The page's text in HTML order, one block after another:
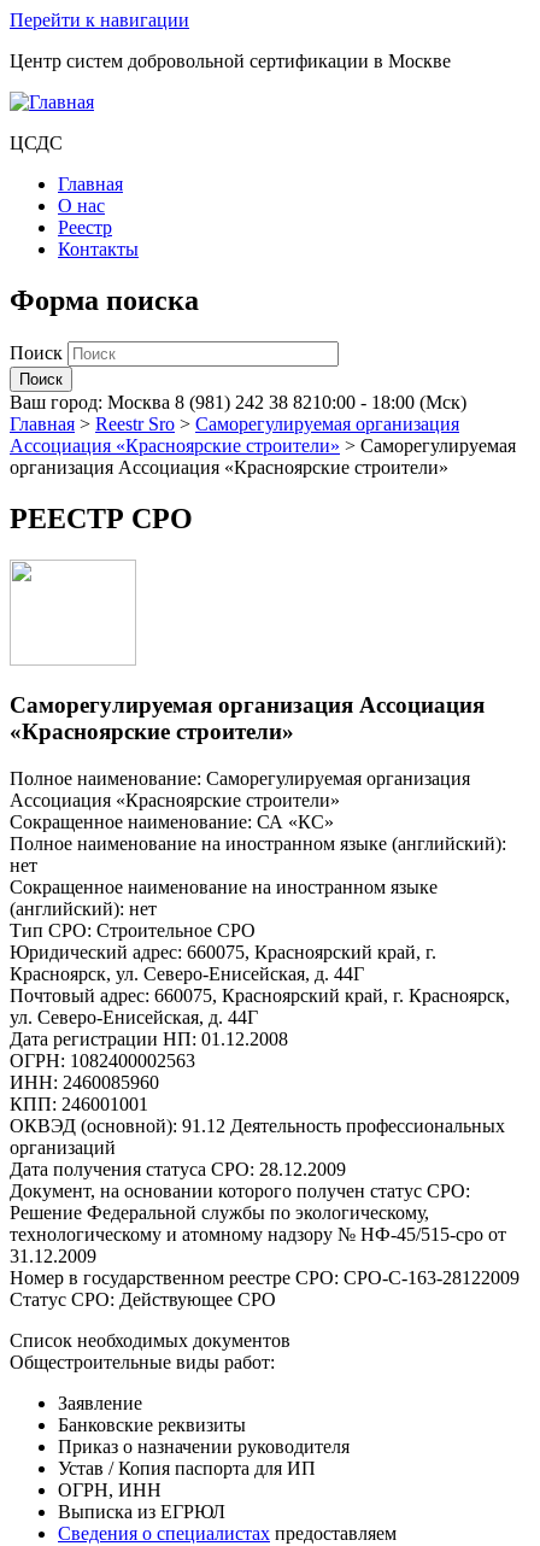
Перейти к навигации
Центр систем добровольной сертификации в Москве
ЦСДС
Главная
О нас
Реестр
Контакты
Форма поиска
Поиск
Ваш город: Москва 8 (981) 242 38 8210:00 - 18:00 (Мск)
Главная > Reestr Sro > Саморегулируемая организация
Ассоциация «Красноярские строители» > Саморегулируемая
организация Ассоциация «Красноярские строители»
РЕЕСТР СРО
Саморегулируемая организация Ассоциация
«Красноярские строители»
Полное наименование: Саморегулируемая организация
Ассоциация «Красноярские строители»
Сокращенное наименование: СА «КС»
Полное наименование на иностранном языке (английский):
нет
Сокращенное наименование на иностранном языке
(английский): нет
Тип СРО: Строительное СРО
Юридический адрес: 660075, Красноярский край, г.
Красноярск, ул. Северо-Енисейская, д. 44Г
Почтовый адрес: 660075, Красноярский край, г. Красноярск,
ул. Северо-Енисейская, д. 44Г
Дата регистрации НП: 01.12.2008
ОГРН: 1082400002563
ИНН: 2460085960
КПП: 246001001
ОКВЭД (основной): 91.12 Деятельность профессиональных
организаций
Дата получения статуса СРО: 28.12.2009
Документ, на основании которого получен статус СРО:
Решение Федеральной службы по экологическому,
технологическому и атомному надзору № НФ-45/515-сро от
31.12.2009
Номер в государственном реестре СРО: СРО-С-163-28122009
Статус СРО: Действующее СРО
Список необходимых документов
Общестроительные виды работ:
Заявление
Банковские реквизиты
Приказ о назначении руководителя
Устав / Копия паспорта для ИП
ОГРН, ИНН
Выписка из ЕГРЮЛ
Сведения о специалистах предоставляем